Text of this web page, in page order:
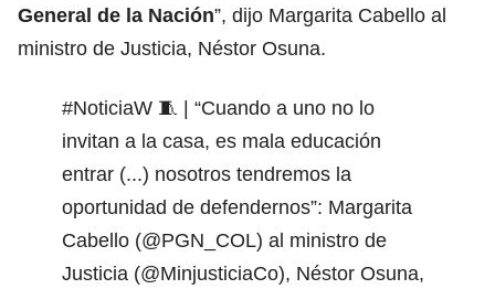
General de la Nación”, dijo Margarita Cabello al
ministro de Justicia, Néstor Osuna.
#NoticiaW 🧵 | “Cuando a uno no lo
invitan a la casa, es mala educación
entrar (...) nosotros tendremos la
oportunidad de defendernos”: Margarita
Cabello (@PGN_COL) al ministro de
Justicia (@MinjusticiaCo), Néstor Osuna,